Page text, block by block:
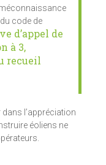
code de
d’appel de
à 3,
recueil
dans l’appréciation
éoliens ne